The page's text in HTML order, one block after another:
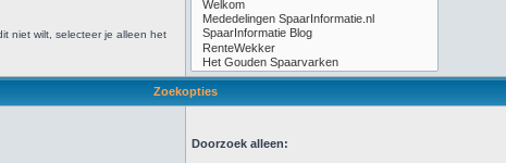
niet wilt, selecteer je alleen het
Zoekopties
Doorzoek alleen: